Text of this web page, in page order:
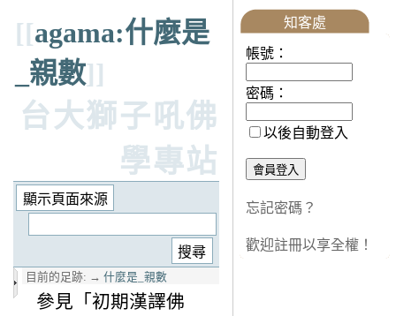
[[agama:什麼是
_親數]]
台大獅子吼佛
學專站
目前的足跡: → 什麼是_親數
參見「初期漢譯佛
知客處
帳號：
密碼：
以後自動登入
忘記密碼？
歡迎註冊以享全權！